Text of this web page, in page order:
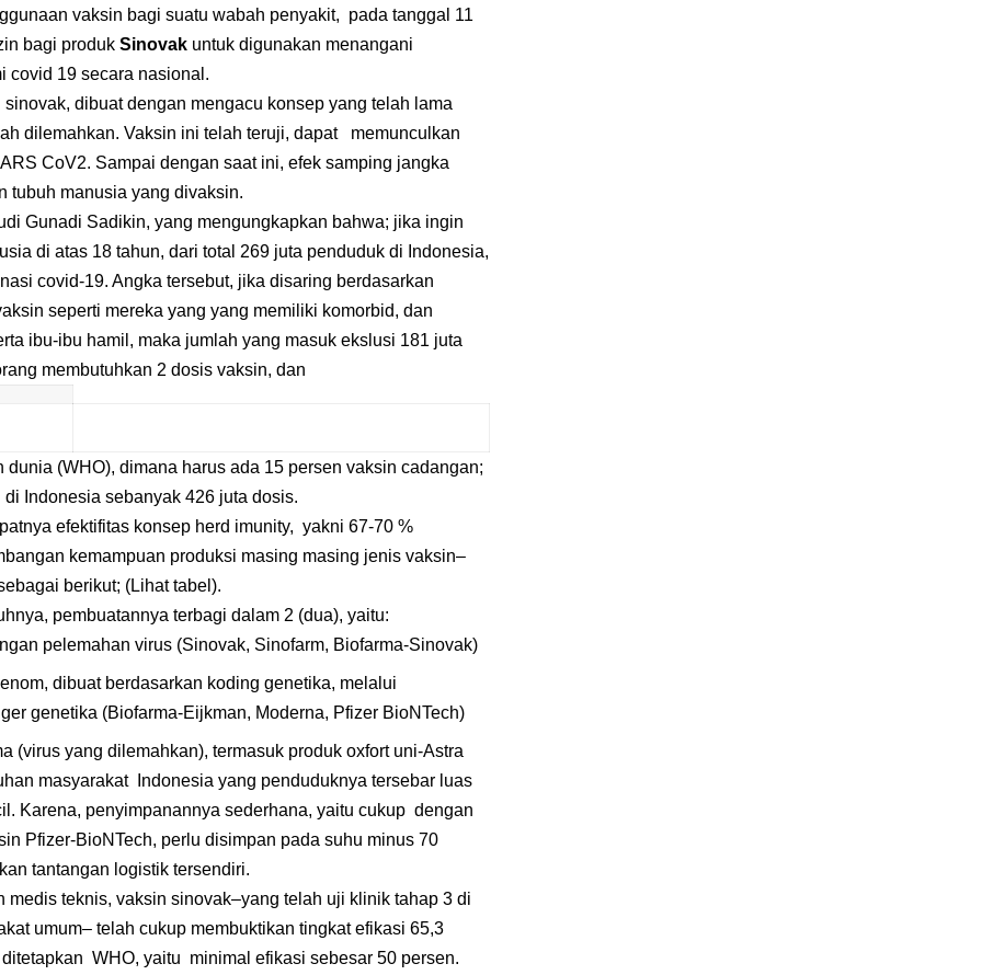
vaksin bagi suatu wabah penyakit, pada tanggal 11
bagi produkSinovak untuk digunakan menangani
covid 19 secara nasional.
dibuat dengan mengacu konsep yang telah lama
dilemahkan. Vaksin ini telah teruji, dapat memunculkan
CoV2. Sampai dengan saat ini, efek samping jangka
tubuh manusia yang divaksin.
Gunadi Sadikin, yang mengungkapkan bahwa; jika ingin
di atas 18 tahun, dari total 269 juta penduduk di Indonesia,
covid-19. Angka tersebut, jika disaring berdasarkan
seperti mereka yang yang memiliki komorbid, dan
ibu-ibu hamil, maka jumlah yang masuk ekslusi 181 juta
membutuhkan 2 dosis vaksin, dan
(WHO), dimana harus ada 15 persen vaksin cadangan;
Indonesia sebanyak 426 juta dosis.
efektifitas konsep herd imunity, yakni 67-70 %
kemampuan produksi masing masing jenis vaksin–
berikut; (Lihat tabel).
pembuatannya terbagi dalam 2 (dua), yaitu:
pelemahan virus (Sinovak, Sinofarm, Biofarma-Sinovak)
dibuat berdasarkan koding genetika, melalui
genetika (Biofarma-Eijkman, Moderna, Pfizer BioNTech)
(virus yang dilemahkan), termasuk produk oxfort uni-Astra
masyarakat Indonesia yang penduduknya tersebar luas
Karena, penyimpanannya sederhana, yaitu cukup dengan
Pfizer-BioNTech, perlu disimpan pada suhu minus 70
tantangan logistik tersendiri.
teknis, vaksin sinovak–yang telah uji klinik tahap 3 di
umum– telah cukup membuktikan tingkat efikasi 65,3
WHO, yaitu minimal efikasi sebesar 50 persen.